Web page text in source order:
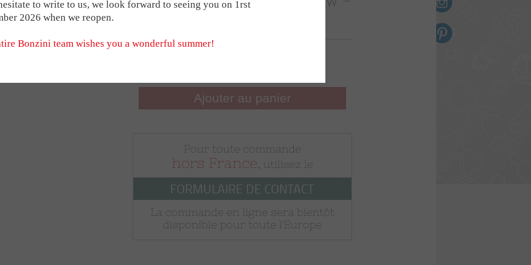
Babyfoot
For the B90
For the Stadium
Medals
Sacs en toile
TABLE
THE SMART MODEL
VINTAGE B60 & B90
Ajouter au panier
Pour toute commande
hors France , utilisez le
FORMULAIRE DE CONTACT
La commande en ligne sera bientôt
disponible pour toute l'Europe
to write to us, we look forward to seeing you on 1rst
2026 when we reopen.
Bonzini team wishes you a wonderful summer!